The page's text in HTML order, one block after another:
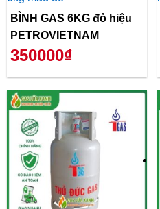
BÌNH GAS 6KG đỏ hiệu
PETROVIETNAM
350000₫